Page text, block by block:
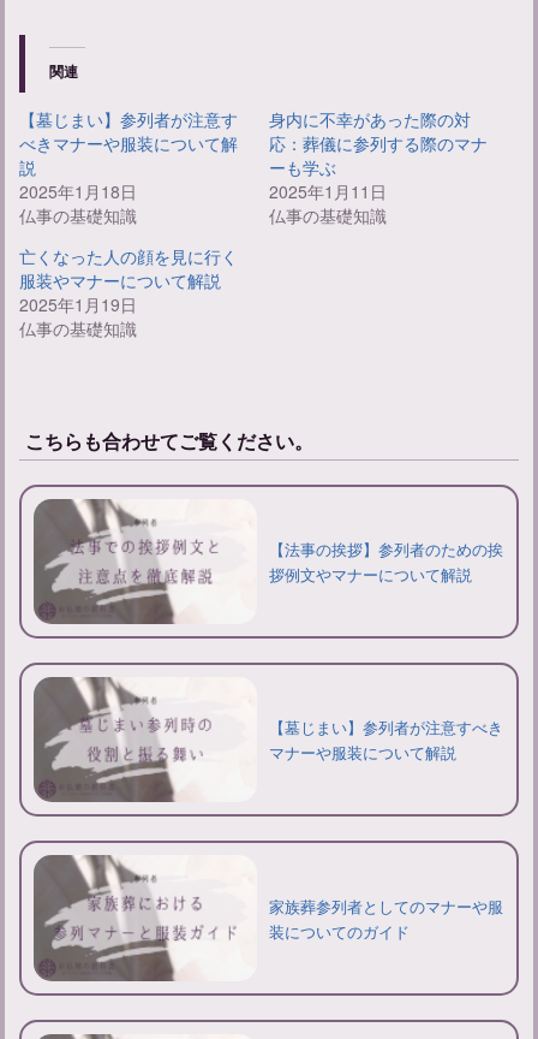
関連
【墓じまい】参列者が注意す
べきマナーや服装について解
説
2025年1月18日
仏事の基礎知識
身内に不幸があった際の対
応：葬儀に参列する際のマナ
ーも学ぶ
2025年1月11日
仏事の基礎知識
亡くなった人の顔を見に行く
服装やマナーについて解説
2025年1月19日
仏事の基礎知識
こちらも合わせてご覧ください。
【法事の挨拶】参列者のための挨
拶例文やマナーについて解説
【墓じまい】参列者が注意すべき
マナーや服装について解説
家族葬参列者としてのマナーや服
装についてのガイド